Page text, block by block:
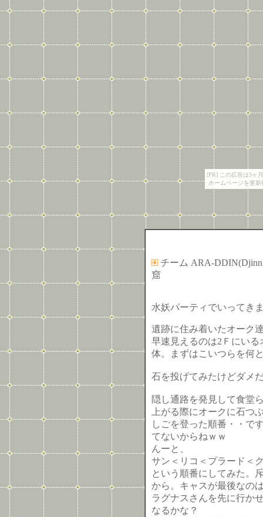
[PR] この広告は3ヶ
ホームページを更
チーム ARA-
窟
水妖パーティでいってき
遺跡に住み着いたオーク
早速見えるのは2Ｆにい
体。まずはこいつらを何
石を投げてみたけどダメ
隠し通路を発見して食堂
上がる際にオークに石つ
しごを登った順番・・で
てないからねｗｗ
んーと、
サン＜リコ＜プラード＜
という順番にしてみた。
から。キャスが最後なの
ラグナスさんを先に行か
なるかな？